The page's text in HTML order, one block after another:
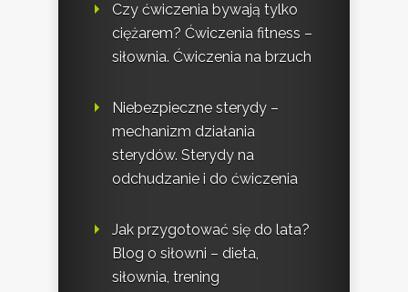
Czy ćwiczenia bywają tylko
ciężarem? Ćwiczenia fitness –
siłownia. Ćwiczenia na brzuch
Niebezpieczne sterydy –
mechanizm działania
sterydów. Sterydy na
odchudzanie i do ćwiczenia
Jak przygotować się do lata?
Blog o siłowni – dieta,
siłownia, trening